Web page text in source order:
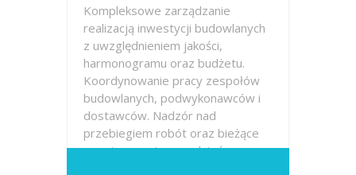
Kompleksowe zarządzanie
realizacją inwestycji budowlanych
z uwzględnieniem jakości,
harmonogramu oraz budżetu.
Koordynowanie pracy zespołów
budowlanych, podwykonawców i
dostawców. Nadzór nad
przebiegiem robót oraz bieżące
rozwiązywanie zagadnień...